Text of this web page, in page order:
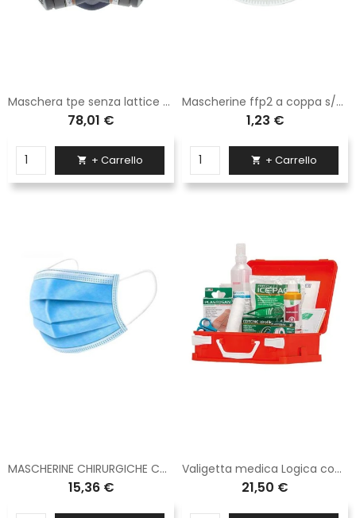
Maschera tpe senza lattice e silicone fornita con 2 filtri a1p3 e visiera policarbonato m/l
78,01 €
 + Carrello
Mascherine ffp2 a coppa s/valvola
1,23 €
 + Carrello
MASCHERINE CHIRURGICHE CONF 50 PZ
15,36 €
Valigetta medica Logica con supporto per attacco a parete MEDIC1TOP
21,50 €